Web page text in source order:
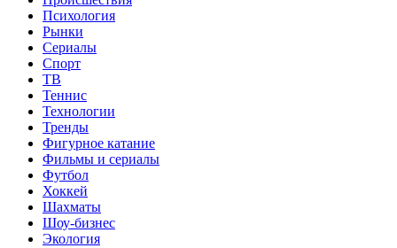
Психология
Рынки
Сериалы
Спорт
ТВ
Теннис
Технологии
Тренды
Фигурное катание
Фильмы и сериалы
Футбол
Хоккей
Шахматы
Шоу-бизнес
Экология